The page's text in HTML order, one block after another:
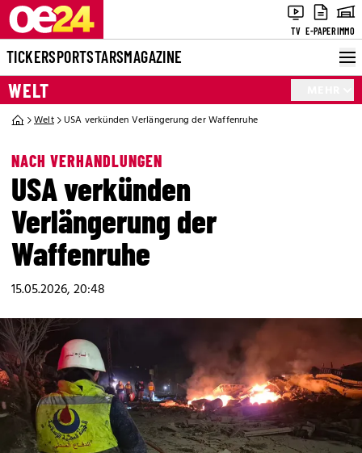
TV E-PAPERIMMO
TICKERSPORTSTARSMAGAZINE
WELT
Welt USA verkünden Verlängerung der Waffenruhe
NACH VERHANDLUNGEN
USA verkünden
Verlängerung der
Waffenruhe
15.05.2026, 20:48